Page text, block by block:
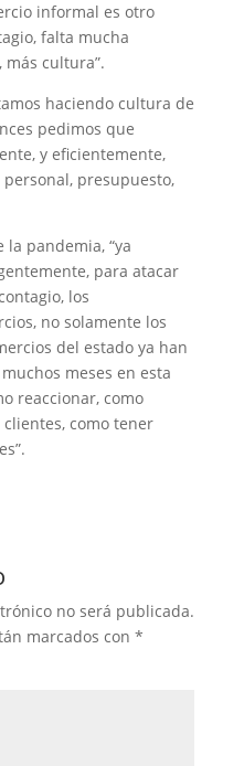
informal es otro
falta mucha
cultura”.
haciendo cultura de
pedimos que
y eficientemente,
presupuesto,
la pandemia, “ya
para atacar
los
no solamente los
del estado ya han
meses en esta
reaccionar, como
como tener
no será publicada.
marcados con *